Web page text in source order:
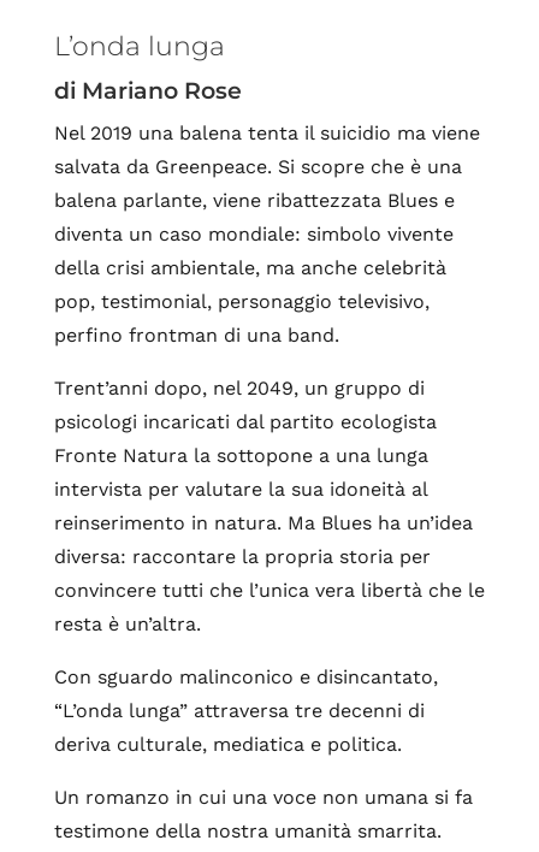
L’onda lunga
di Mariano Rose
Nel 2019 una balena tenta il suicidio ma viene
salvata da Greenpeace. Si scopre che è una
balena parlante, viene ribattezzata Blues e
diventa un caso mondiale: simbolo vivente
della crisi ambientale, ma anche celebrità
pop, testimonial, personaggio televisivo,
perfino frontman di una band.
Trent’anni dopo, nel 2049, un gruppo di
psicologi incaricati dal partito ecologista
Fronte Natura la sottopone a una lunga
intervista per valutare la sua idoneità al
reinserimento in natura. Ma Blues ha un’idea
diversa: raccontare la propria storia per
convincere tutti che l’unica vera libertà che le
resta è un’altra.
Con sguardo malinconico e disincantato,
“L’onda lunga” attraversa tre decenni di
deriva culturale, mediatica e politica.
Un romanzo in cui una voce non umana si fa
testimone della nostra umanità smarrita.